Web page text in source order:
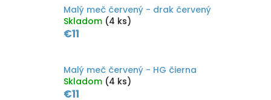
Malý meč červený - drak červený
Skladom (4 ks)
€11
Malý meč červený - HG čierna
Skladom (4 ks)
€11